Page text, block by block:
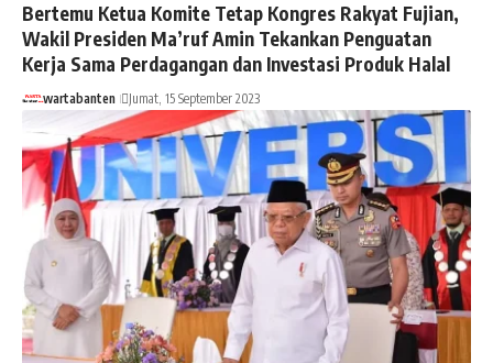
Bertemu Ketua Komite Tetap Kongres Rakyat Fujian,
Wakil Presiden Ma’ruf Amin Tekankan Penguatan
Kerja Sama Perdagangan dan Investasi Produk Halal
wartabanten Jumat, 15 September 2023